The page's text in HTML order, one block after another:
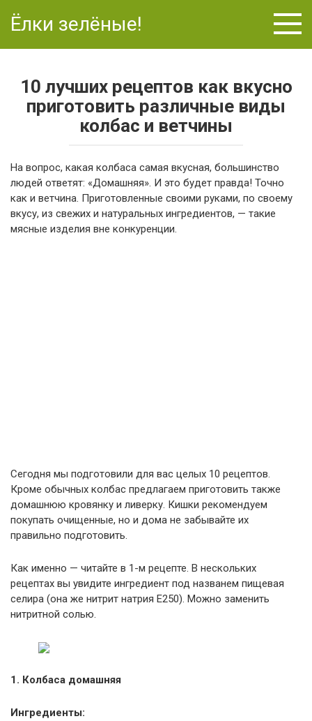
Ёлки зелёные!
10 лучших рецептов как вкусно
приготовить различные виды
колбас и ветчины
На вопрос, какая колбаса самая вкусная, большинство
людей ответят: «Домашняя». И это будет правда! Точно
как и ветчина. Приготовленные своими руками, по своему
вкусу, из свежих и натуральных ингредиентов, — такие
мясные изделия вне конкуренции.
Сегодня мы подготовили для вас целых 10 рецептов.
Кроме обычных колбас предлагаем приготовить также
домашнюю кровянку и ливерку. Кишки рекомендуем
покупать очищенные, но и дома не забывайте их
правильно подготовить.
Как именно — читайте в 1-м рецепте. В нескольких
рецептах вы увидите ингредиент под названем пищевая
селира (она же нитрит натрия Е250). Можно заменить
нитритной солью.
1. Колбаса домашняя
Ингредиенты: